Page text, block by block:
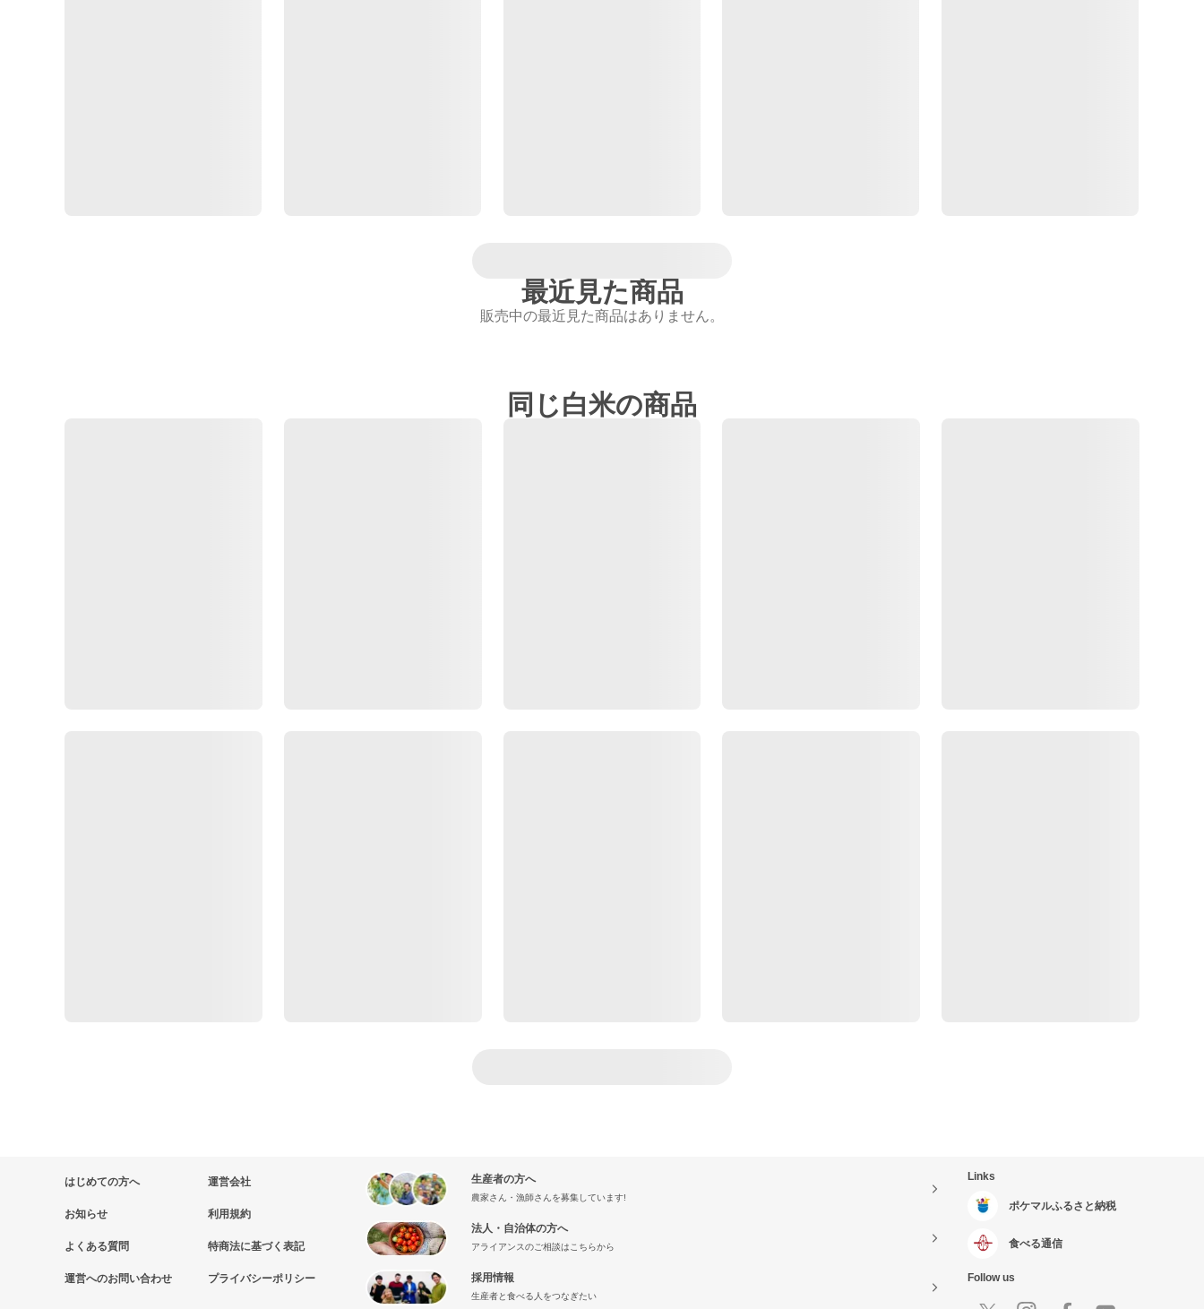
最近見た商品
販売中の最近見た商品はありません。
同じ白米の商品
はじめての方へ
お知らせ
よくある質問
運営へのお問い合わせ
運営会社
利用規約
特商法に基づく表記
プライバシーポリシー
生産者の方へ
農家さん・漁師さんを募集しています!
法人・自治体の方へ
アライアンスのご相談はこちらから
採用情報
生産者と食べる人をつなぎたい
Links
ポケマルふるさと納税
食べる通信
Follow us